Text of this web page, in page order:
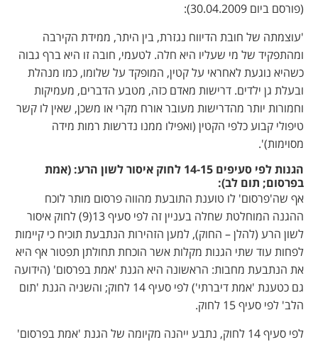
(פורסם ביום 30.04.2009):
'עוצמתה של חובת הדיווח נגזרת, בין היתר, ממידת הקירבה
ומהתפקיד של מי שעליו היא חלה. לטעמי, חובה זו היא ברף גבוה
כשהיא נוגעת לאחראי על קטין, המופקד על שלומו, כמו מנהלת
ובעלת גן ילדים. דרישות מאדם כזה, מטבע הדברים, מעמיקות
וחמורות יותר מהדרישות מעובר אורח מקרי או משכן, שאין לו קשר
טיפולי קבוע כלפי הקטין (ואפילו ממנו נדרשות רמות מידה
מסוימות)'.
הגנות לפי סעיפים 14-15 לחוק איסור לשון הרע: (אמת
בפרסום; תום לב):
אף שה'פרסום' לו טוענת התובעת מהווה פרסום מותר לוכח
ההגנה המוחלטת שחלה בעניין זה לפי סעיף 13(9) לחוק איסור
לשון הרע (להלן – החוק), למען הזהירות הנתבעת תוכיח כי קיימות
לפחות עוד שתי הגנות מקלות אשר הוכחת תחולתן תפטור אף היא
את הנתבעת מחבות: הראשונה היא הגנת 'אמת בפרסום' (הידועה
גם כטענת 'אמת דיברתי') לפי סעיף 14 לחוק; והשניה הגנת 'תום
הלב' לפי סעיף 15 לחוק.
לפי סעיף 14 לחוק, נתבע ייהנה מקיומה של הגנת 'אמת בפרסום'